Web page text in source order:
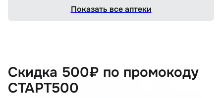
Показать все аптеки
Скидка 500₽ по промокоду
СТАРТ500